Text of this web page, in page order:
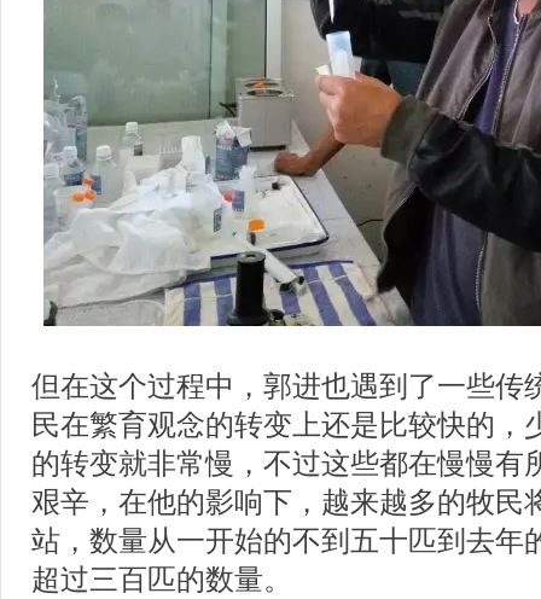
但在这个过程中，郭进也遇到了一些传
民在繁育观念的转变上还是比较快的，
的转变就非常慢，不过这些都在慢慢有
艰辛，在他的影响下，越来越多的牧民
站，数量从一开始的不到五十匹到去年
超过三百匹的数量。